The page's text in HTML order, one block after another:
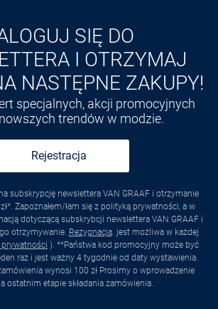
SIĘ DO
I OTRZYMAJ
NASTĘPNE ZAKUPY!
specjalnych, akcji promocyjnych
trendów w modzie.
Rejestracja
subskrypcję newslettera VAN GRAAF i otrzymanie
Zapoznałem/łam się z polityką prywatności, a w
dotyczącą subskrybcji newslettera VAN GRAAF i
otrzymywanie. Rezygnacja. jest możliwa w każdej
prywatności ). **Państwa kod promocyjny może być
raz i jest ważny 4 tygodnie od daty wystawienia.
wynosi 100 zł Prosimy o wprowadzenie
ostatnim etapie składania zamówienia.